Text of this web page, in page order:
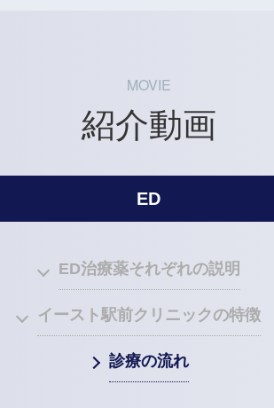
MOVIE
紹介動画
ED
ED治療薬それぞれの説明
イースト駅前クリニックの特徴
診療の流れ